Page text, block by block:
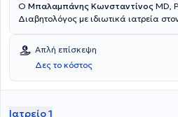
Ο Μπαλαμπάνης Κωνσταντίνος MD,
Διαβητολόγος με ιδιωτικά ιατρεία
Πανεπιστημίου Πατρών, ενώ διαθέτει
Πανεπιστήμιο. Διαθέτει τις πιστοποιήσεις SCOPE (World Obesity
Federation), BLS/ AED (Basic Life Support) και ILS/ AED (Immediate
Life Support) από το European Resuscitation
Παθολογική Κλινική του
Απλή επίσκεψη
Δες το κόστος
Ιατρείο 1